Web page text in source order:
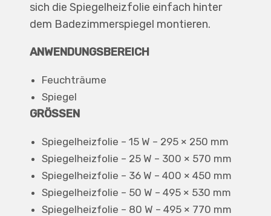
sich die Spiegelheizfolie einfach hinter
dem Badezimmerspiegel montieren.
ANWENDUNGSBEREICH
Feuchträume
Spiegel
GRÖSSEN
Spiegelheizfolie – 15 W – 295 × 250 mm
Spiegelheizfolie – 25 W – 300 × 570 mm
Spiegelheizfolie – 36 W – 400 × 450 mm
Spiegelheizfolie – 50 W – 495 × 530 mm
Spiegelheizfolie – 80 W – 495 × 770 mm